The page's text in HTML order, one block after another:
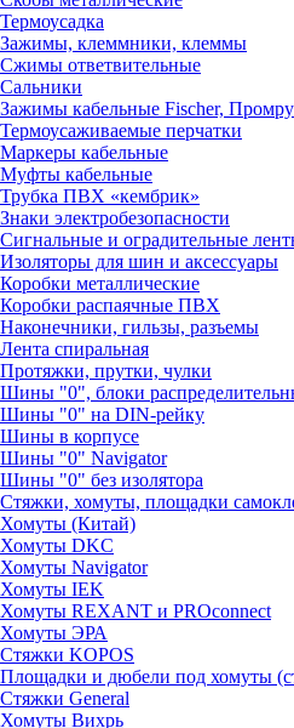
Термоусадка
Зажимы, клеммники, клеммы
Сжимы ответвительные
Сальники
Зажимы кабельные Fischer,
Термоусаживаемые перчатки
Маркеры кабельные
Муфты кабельные
Трубка ПВХ «кембрик»
Знаки электробезопасности
Сигнальные и оградительные
Изоляторы для шин и аксессуары
Коробки металлические
Коробки распаячные ПВХ
Наконечники, гильзы, разъемы
Лента спиральная
Протяжки, прутки, чулки
Шины "0", блоки
Шины "0" на DIN-рейку
Шины в корпусе
Шины "0" Navigator
Шины "0" без изолятора
Стяжки, хомуты, площадки
Хомуты (Китай)
Хомуты DKC
Хомуты Navigator
Хомуты IEK
Хомуты REXANT и PROconnect
Хомуты ЭРА
Стяжки KOPOS
Площадки и дюбели под хомуты
Стяжки General
Хомуты Вихрь